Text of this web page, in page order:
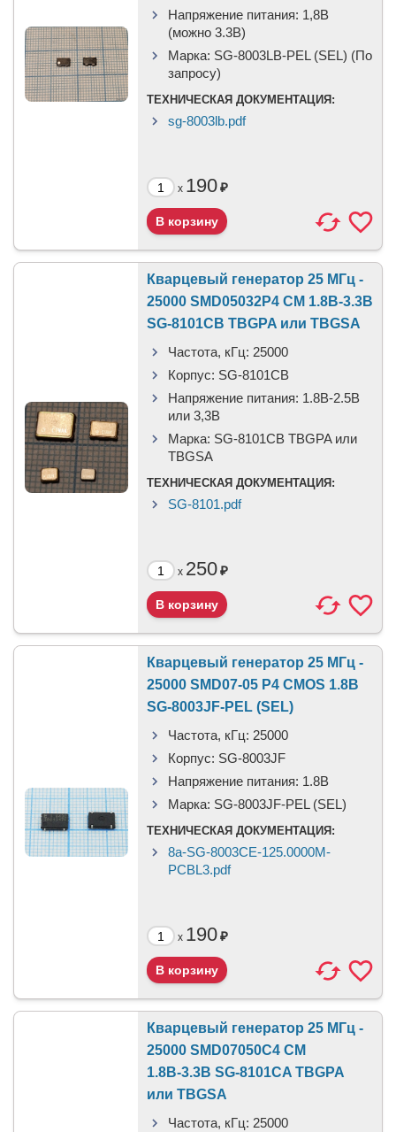
Напряжение питания: 1,8В
(можно 3.3В)
Марка: SG-8003LB-PEL (SEL) (По
запросу)
ТЕХНИЧЕСКАЯ ДОКУМЕНТАЦИЯ:
sg-8003lb.pdf
x 190₽
Кварцевый генератор 25 МГц -
25000 SMD05032P4 CM 1.8В-3.3В
SG-8101CB TBGPA или TBGSA
Частота, кГц: 25000
Корпус: SG-8101CB
Напряжение питания: 1.8В-2.5B
или 3,3B
Марка: SG-8101CB TBGPA или
TBGSA
ТЕХНИЧЕСКАЯ ДОКУМЕНТАЦИЯ:
SG-8101.pdf
x 250₽
Кварцевый генератор 25 МГц -
25000 SMD07-05 P4 CMOS 1.8В
SG-8003JF-PEL (SEL)
Частота, кГц: 25000
Корпус: SG-8003JF
Напряжение питания: 1.8В
Марка: SG-8003JF-PEL (SEL)
ТЕХНИЧЕСКАЯ ДОКУМЕНТАЦИЯ:
8a-SG-8003CE-125.0000M-
PCBL3.pdf
x 190₽
Кварцевый генератор 25 МГц -
25000 SMD07050C4 CM
1.8В-3.3В SG-8101CA TBGPA
или TBGSA
Частота, кГц: 25000